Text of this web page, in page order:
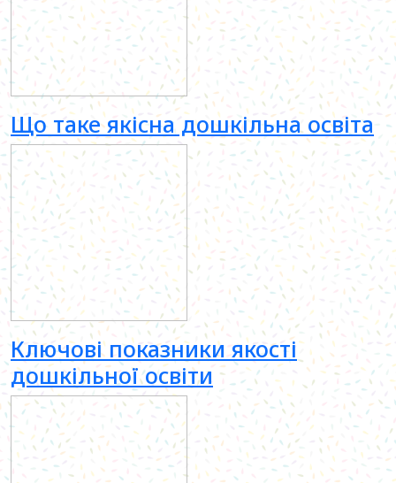
Що таке якісна дошкільна освіта
Ключові показники якості
дошкільної освіти